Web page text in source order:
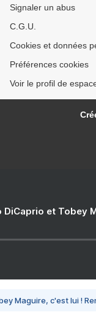
Signaler un abus
C.G.U.
Cookies et données
Préférences cookies
Voir le profil de
DiCaprio et Tobey
Maguire, c'est lui !